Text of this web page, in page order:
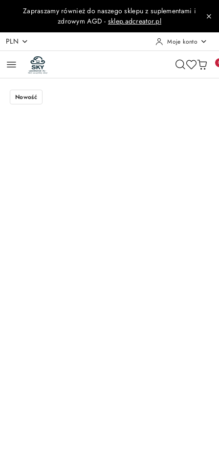
Przejdź do treści głównej
Przejdź do wyszukiwarki
Przejdź do moje konto
Przejdź do menu głównego
Przejdź do opisu produktu
Przejdź do stopki
Zapraszamy również do naszego sklepu z suplementami i
zdrowym AGD - sklep.adcreator.pl
PLN Moje konto
Nowość